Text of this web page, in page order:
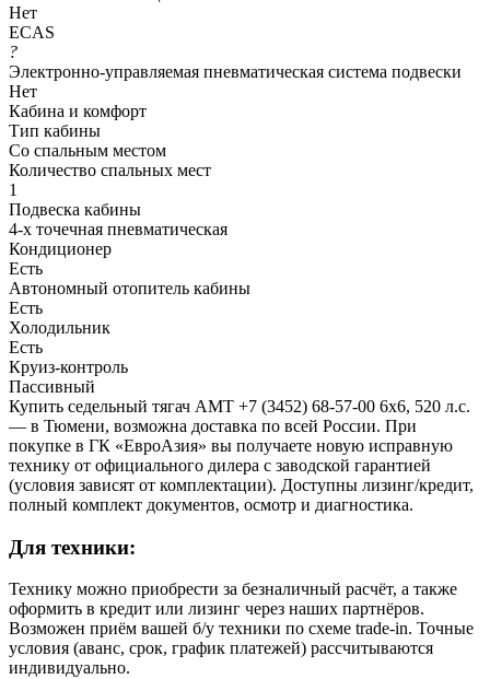
Нет
ECAS
?
Электронно-управляемая пневматическая система подвески
Нет
Кабина и комфорт
Тип кабины
Со спальным местом
Количество спальных мест
1
Подвеска кабины
4-х точечная пневматическая
Кондиционер
Есть
Автономный отопитель кабины
Есть
Холодильник
Есть
Круиз-контроль
Пассивный
Купить седельный тягач АМТ +7 (3452) 68-57-00 6x6, 520 л.с.
— в Тюмени, возможна доставка по всей России. При
покупке в ГК «ЕвроАзия» вы получаете новую исправную
технику от официального дилера с заводской гарантией
(условия зависят от комплектации). Доступны лизинг/кредит,
полный комплект документов, осмотр и диагностика.
Для техники:
Технику можно приобрести за безналичный расчёт, а также
оформить в кредит или лизинг через наших партнёров.
Возможен приём вашей б/у техники по схеме trade-in. Точные
условия (аванс, срок, график платежей) рассчитываются
индивидуально.